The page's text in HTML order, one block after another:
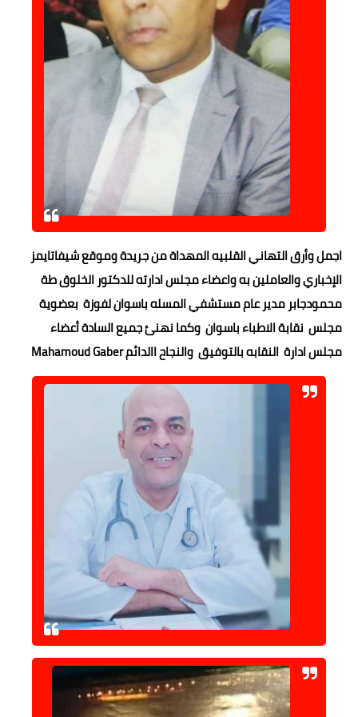
حوادث وقضايا
خدمات
الصحه والجمال
فن المطبخ
اجمل وأرق التهاني القلبيه المهداة من جريدة وموقع شيفاتايمز
الإخباري والعاملين به واعضاء مجلس ادارته للدكتور الخلوق طة
محمودجابر مدير عام مستشفي المسله باسوان لفوزة بعضوية
مجلس نقابة الاطباء باسوان وكما نهنئ جميع السادة أعضاء
مجلس ادارة النقابه بالتوفيق والنجاح االدائم Mahamoud Gaber